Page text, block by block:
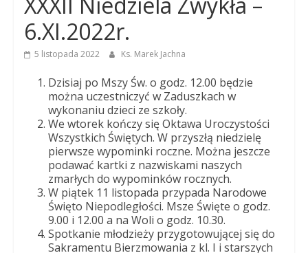
Dobrego
Pasterza
Parafia
Chrystusa
Dobrego
Pasterza
6.XI.2022r.
5 listopada 2022 Ks. Marek Jachna
Dzisiaj po Mszy Św. o godz. 12.00 będzie
można uczestniczyć w Zaduszkach w
wykonaniu dzieci ze szkoły.
We wtorek kończy się Oktawa Uroczystości
Wszystkich Świętych. W przyszłą niedzielę
pierwsze wypominki roczne. Można jeszcze
podawać kartki z nazwiskami naszych
zmarłych do wypominków rocznych.
W piątek 11 listopada przypada Narodowe
Święto Niepodległości. Msze Święte o godz.
9.00 i 12.00 a na Woli o godz. 10.30.
Spotkanie młodzieży przygotowującej się do
Sakramentu Bierzmowania z kl. I i starszych